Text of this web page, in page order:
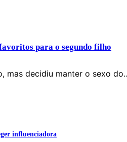
para o segundo filho
mas decidiu manter o sexo
influenciadora